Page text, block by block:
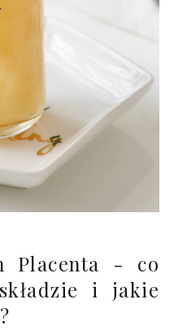
Placenta - co
i jakie